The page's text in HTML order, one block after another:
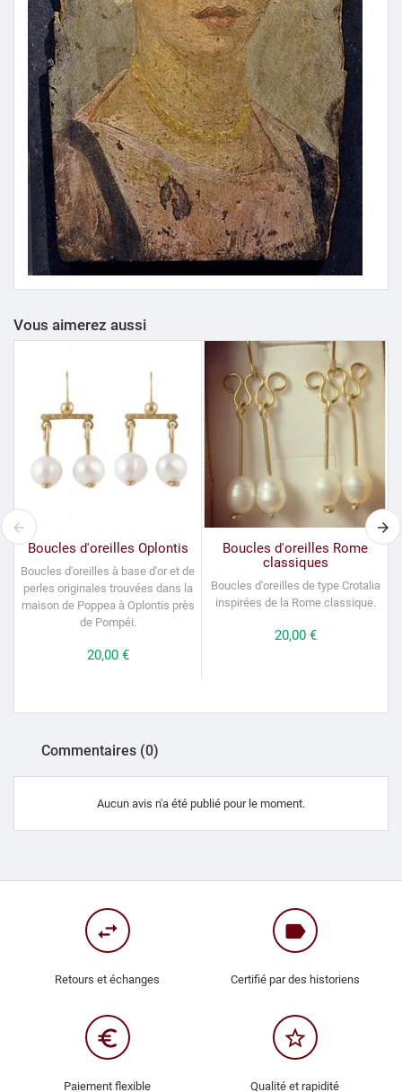
Vous aimerez aussi
Boucles d'oreilles Oplontis
Boucles d'oreilles à base d'or et de
perles originales trouvées dans la
maison de Poppea à Oplontis près
de Pompéi.
Prix
20,00 €
Boucles d'oreilles Rome
classiques
Boucles d'oreilles de type Crotalia
inspirées de la Rome classique.
Prix
20,00 €
Commentaires (0)
Aucun avis n'a été publié pour le moment.
swap_horiz
Retours et échanges
label
Certifié par des historiens
euro_symbol
Paiement flexible
star_border
Qualité et rapidité